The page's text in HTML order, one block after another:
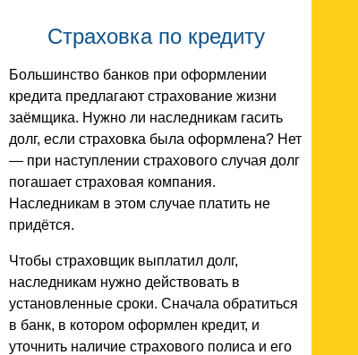
Страховка по кредиту
Большинство банков при оформлении
кредита предлагают страхование жизни
заёмщика. Нужно ли наследникам гасить
долг, если страховка была оформлена? Нет
— при наступлении страхового случая долг
погашает страховая компания.
Наследникам в этом случае платить не
придётся.
Чтобы страховщик выплатил долг,
наследникам нужно действовать в
установленные сроки. Сначала обратиться
в банк, в котором оформлен кредит, и
уточнить наличие страхового полиса и его